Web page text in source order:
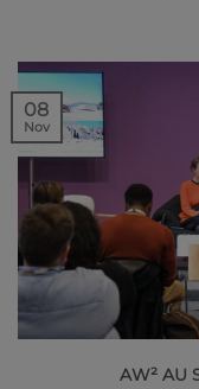
AW² AU
08
Nov